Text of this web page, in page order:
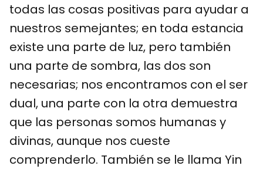
todas las cosas positivas para ayudar a
nuestros semejantes; en toda estancia
existe una parte de luz, pero también
una parte de sombra, las dos son
necesarias; nos encontramos con el ser
dual, una parte con la otra demuestra
que las personas somos humanas y
divinas, aunque nos cueste
comprenderlo. También se le llama Yin